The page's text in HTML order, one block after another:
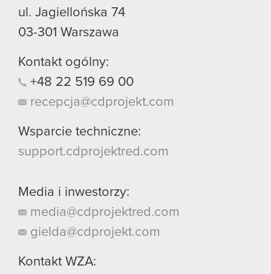
ul. Jagiellońska 74
03-301 Warszawa
Kontakt ogólny:
+48 22 519 69 00
recepcja@cdprojekt.com
Wsparcie techniczne:
support.cdprojektred.com
Media i inwestorzy:
media@cdprojektred.com
gielda@cdprojekt.com
Kontakt WZA: